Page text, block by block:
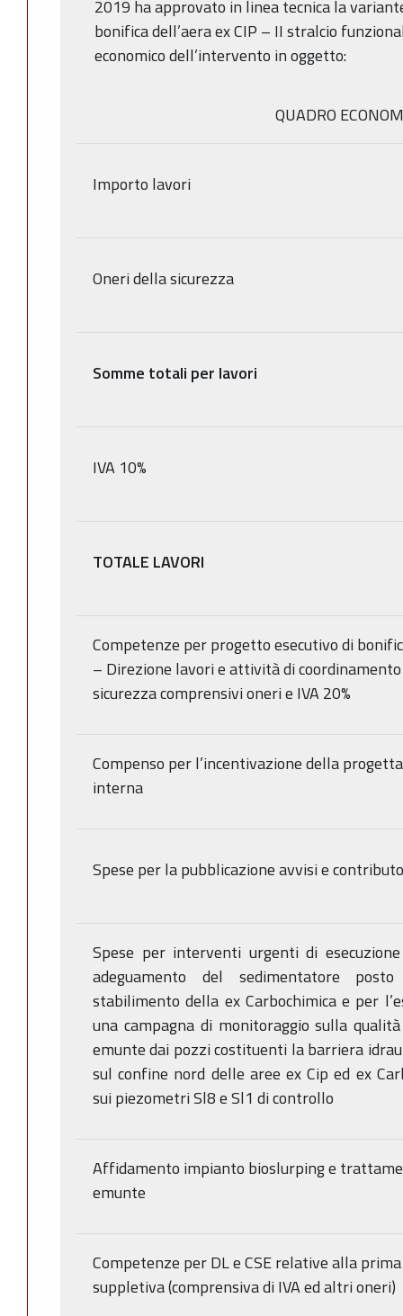
2019 ha approvato in linea tecnica la
bonifica dell’aera ex CIP – II stralcio
economico dell’intervento in oggetto:
QUADRO
Importo lavori
Oneri della sicurezza
Somme totali per lavori
IVA 10%
TOTALE LAVORI
Competenze per progetto esecutivo di
– Direzione lavori e attività di
sicurezza comprensivi oneri e IVA 20%
Compenso per l’incentivazione della
interna
Spese per la pubblicazione avvisi e
Spese per interventi urgenti di
adeguamento del sedimentatore
stabilimento della ex Carbochimica e per
una campagna di monitoraggio sulla
emunte dai pozzi costituenti la barriera
sul confine nord delle aree ex Cip ed ex
sui piezometri Sl8 e Sl1 di controllo
Affidamento impianto bioslurping e
emunte
Competenze per DL e CSE relative alla
suppletiva (comprensiva di IVA ed altri oneri)